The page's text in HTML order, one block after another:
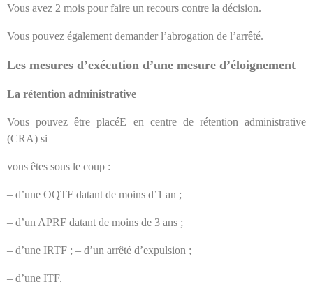
Vous avez 2 mois pour faire un recours contre la décision.
Vous pouvez également demander l’abrogation de l’arrêté.
Les mesures d’exécution d’une mesure d’éloignement
La rétention administrative
Vous pouvez être placéE en centre de rétention administrative
(CRA) si
vous êtes sous le coup :
– d’une OQTF datant de moins d’1 an ;
– d’un APRF datant de moins de 3 ans ;
– d’une IRTF ; – d’un arrêté d’expulsion ;
– d’une ITF.